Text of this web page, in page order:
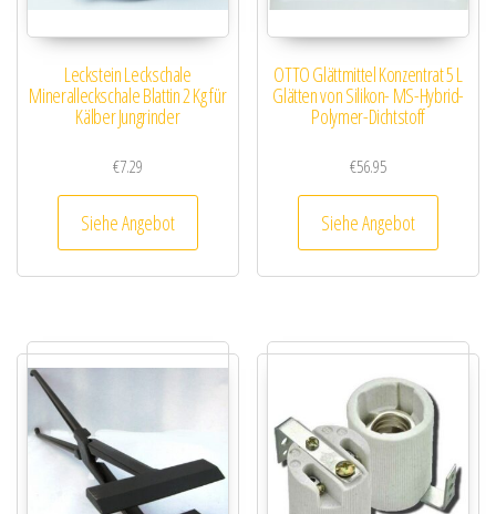
Leckstein Leckschale
Mineralleckschale Blattin 2 Kg für
Kälber Jungrinder
€7.29
Siehe Angebot
OTTO Glättmittel Konzentrat 5 L
Glätten von Silikon- MS-Hybrid-
Polymer-Dichtstoff
€56.95
Siehe Angebot